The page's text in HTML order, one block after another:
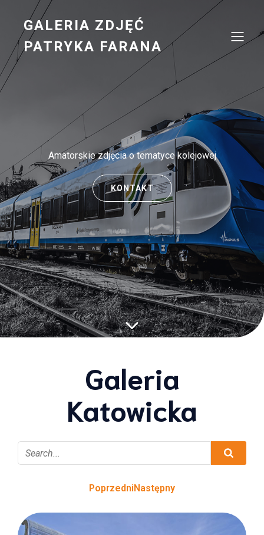
GALERIA ZDJĘĆ
PATRYKA FARANA
Amatorskie zdjęcia o tematyce kolejowej
KONTAKT
Galeria
Katowicka
PoprzedniNastępny